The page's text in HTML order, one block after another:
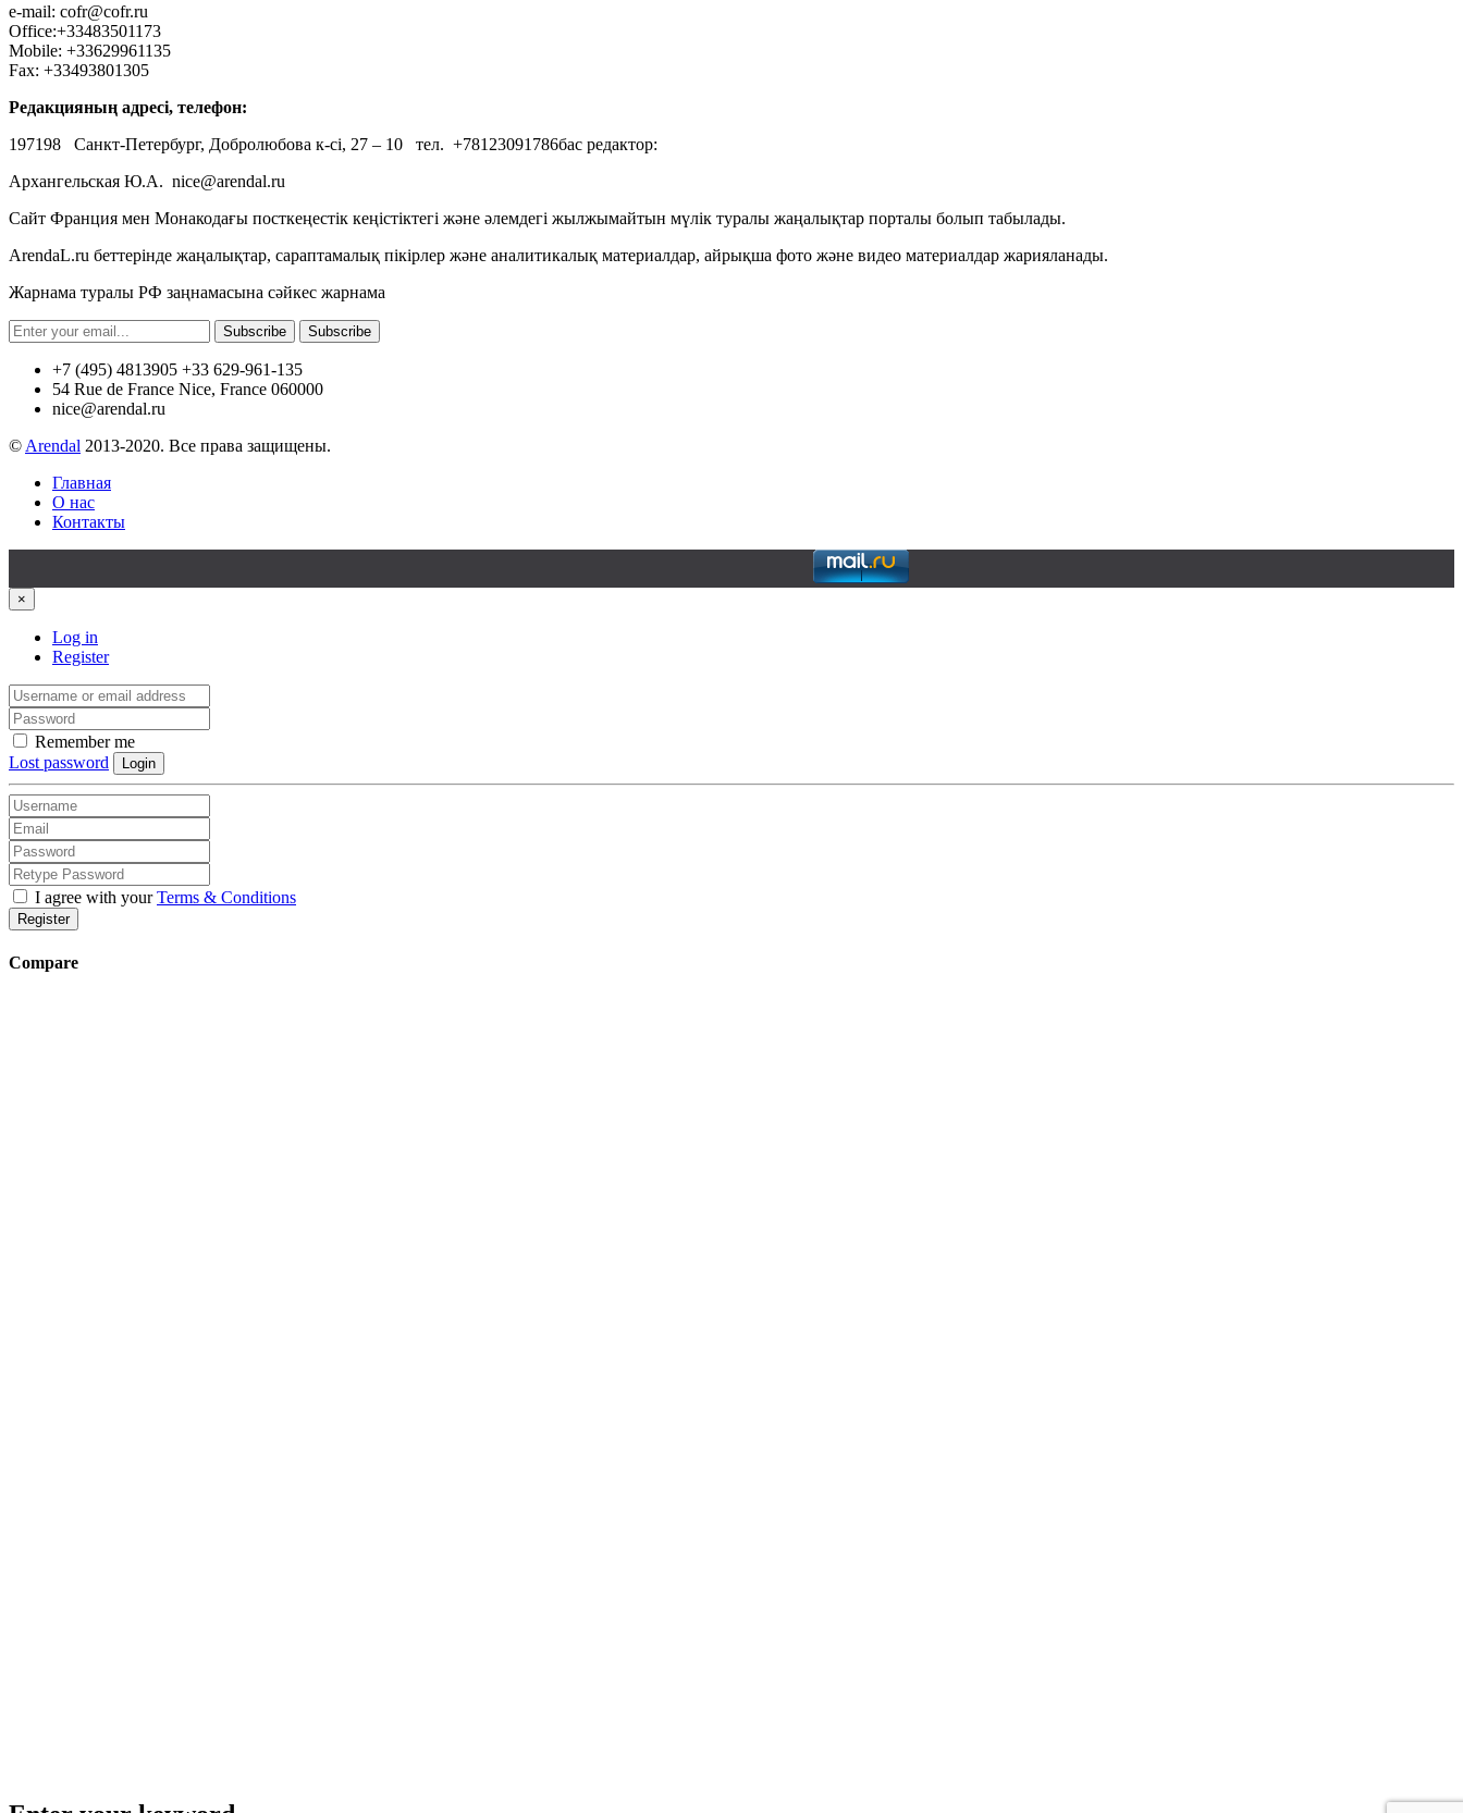
e-mail: cofr@cofr.ru
Office:+33483501173
Mobile: +33629961135
Fax: +33493801305
Редакцияның адресі, телефон:
197198 Санкт-Петербург, Добролюбова к-сі, 27 – 10 тел. +78123091786бас редактор:
Архангельская Ю.А. nice@arendal.ru
Сайт Франция мен Монакодағы посткеңестік кеңістіктегі және әлемдегі жылжымайтын мүлік туралы жаңалықтар порталы болып табылады.
ArendaL.ru беттерінде жаңалықтар, сараптамалық пікірлер және аналитикалық материалдар, айрықша фото және видео материалдар жарияланады.
Жарнама туралы РФ заңнамасына сәйкес жарнама
Subscribe Subscribe
+7 (495) 4813905 +33 629-961-135
54 Rue de France Nice, France 060000
nice@arendal.ru
© Arendal 2013-2020. Все права защищены.
Главная
О нас
Контакты
×
Log in
Register
Remember me
Lost password
Login
I agree with yourTerms & Conditions
Register
Compare